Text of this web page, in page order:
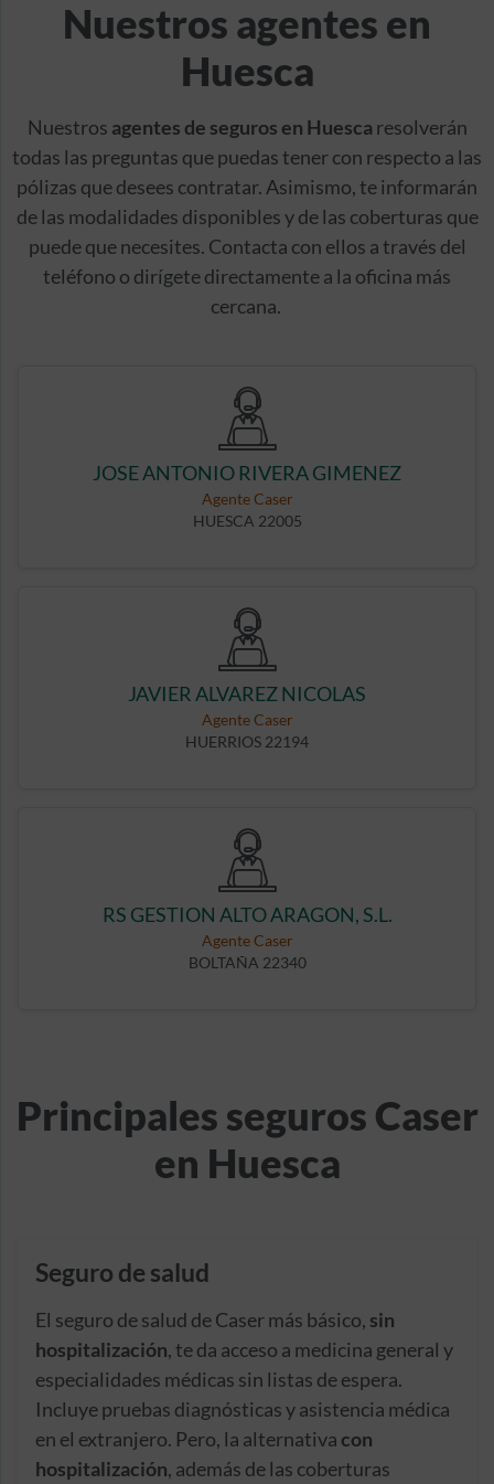
Nuestros agentes en
Huesca
Nuestros agentes de seguros en Huesca resolverán
todas las preguntas que puedas tener con respecto a las
pólizas que desees contratar. Asimismo, te informarán
de las modalidades disponibles y de las coberturas que
puede que necesites. Contacta con ellos a través del
teléfono o dirígete directamente a la oficina más
cercana.
JOSE ANTONIO RIVERA GIMENEZ
Agente Caser
HUESCA 22005
JAVIER ALVAREZ NICOLAS
Agente Caser
HUERRIOS 22194
RS GESTION ALTO ARAGON, S.L.
Agente Caser
BOLTAÑA 22340
Principales seguros Caser
en Huesca
Seguro de salud
El seguro de salud de Caser más básico, sin
hospitalización, te da acceso a medicina general y
especialidades médicas sin listas de espera.
Incluye pruebas diagnósticas y asistencia médica
en el extranjero. Pero, la alternativa con
hospitalización, además de las coberturas